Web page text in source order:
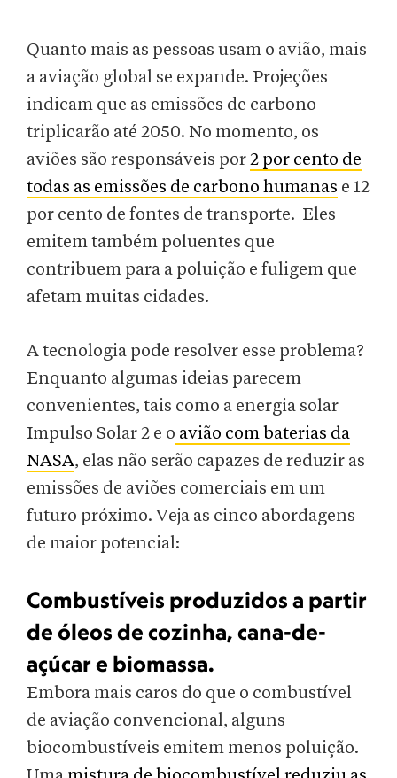
Quanto mais as pessoas usam o avião, mais
a aviação global se expande. Projeções
indicam que as emissões de carbono
triplicarão até 2050. No momento, os
aviões são responsáveis por2 por cento de
todas as emissões de carbono humanas e 12
por cento de fontes de transporte. Eles
emitem também poluentes que
contribuem para a poluição e fuligem que
afetam muitas cidades.
A tecnologia pode resolver esse problema?
Enquanto algumas ideias parecem
convenientes, tais como a energia solar
Impulso Solar 2 e o avião com baterias da
NASA, elas não serão capazes de reduzir as
emissões de aviões comerciais em um
futuro próximo. Veja as cinco abordagens
de maior potencial:
Combustíveis produzidos a partir
de óleos de cozinha, cana-de-
açúcar e biomassa.
Embora mais caros do que o combustível
de aviação convencional, alguns
biocombustíveis emitem menos poluição.